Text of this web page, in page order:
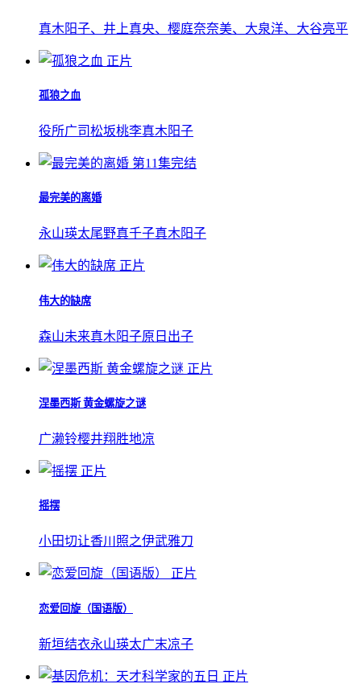
真木阳子、井上真央、樱庭奈奈美、大泉洋、大谷亮平
正片
孤狼之血
役所广司松坂桃李真木阳子
第11集完结
最完美的离婚
永山瑛太尾野真千子真木阳子
正片
伟大的缺席
森山未来真木阳子原日出子
正片
涅墨西斯 黄金螺旋之谜
广濑铃樱井翔胜地凉
正片
摇摆
小田切让香川照之伊武雅刀
正片
恋爱回旋（国语版）
新垣结衣永山瑛太广末凉子
正片